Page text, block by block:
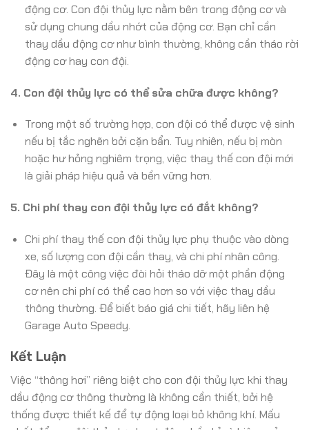
động cơ. Con đội thủy lực nằm bên trong động cơ và
sử dụng chung dầu nhớt của động cơ. Bạn chỉ cần
thay dầu động cơ như bình thường, không cần tháo rời
động cơ hay con đội.
4. Con đội thủy lực có thể sửa chữa được không?
Trong một số trường hợp, con đội có thể được vệ sinh
nếu bị tắc nghẽn bởi cặn bẩn. Tuy nhiên, nếu bị mòn
hoặc hư hỏng nghiêm trọng, việc thay thế con đội mới
là giải pháp hiệu quả và bền vững hơn.
5. Chi phí thay con đội thủy lực có đắt không?
Chi phí thay thế con đội thủy lực phụ thuộc vào dòng
xe, số lượng con đội cần thay, và chi phí nhân công.
Đây là một công việc đòi hỏi tháo dỡ một phần động
cơ nên chi phí có thể cao hơn so với việc thay dầu
thông thường. Để biết báo giá chi tiết, hãy liên hệ
Garage Auto Speedy.
Kết Luận
Việc “thông hơi” riêng biệt cho con đội thủy lực khi thay
dầu động cơ thông thường là không cần thiết, bởi hệ
thống được thiết kế để tự động loại bỏ không khí. Mấu